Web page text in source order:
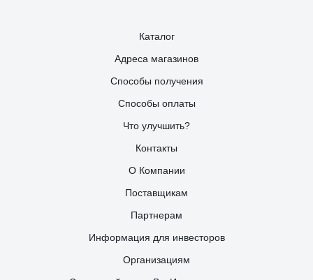
Каталог
Адреса магазинов
Способы получения
Способы оплаты
Что улучшить?
Контакты
О Компании
Поставщикам
Партнерам
Информация для инвесторов
Организациям